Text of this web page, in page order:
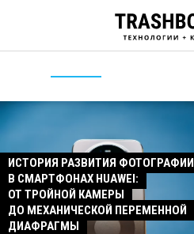
ИСТОРИЯ РАЗВИТИЯ ФОТОГРАФИИ
В СМАРТФОНАХ HUAWEI:
ОТ ТРОЙНОЙ КАМЕРЫ
ДО МЕХАНИЧЕСКОЙ ПЕРЕМЕННОЙ
ДИАФРАГМЫ